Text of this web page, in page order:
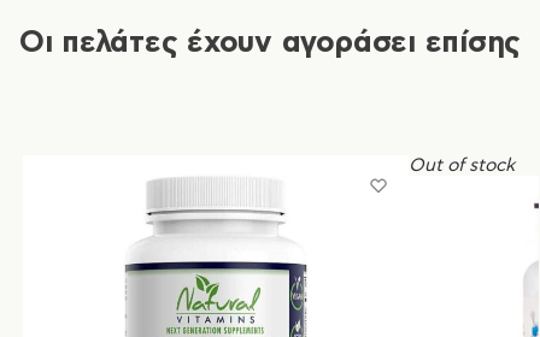
Οι πελάτες έχουν αγοράσει επίσης
Out of stock